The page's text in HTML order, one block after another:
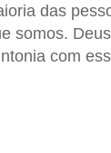
das
somos.
com